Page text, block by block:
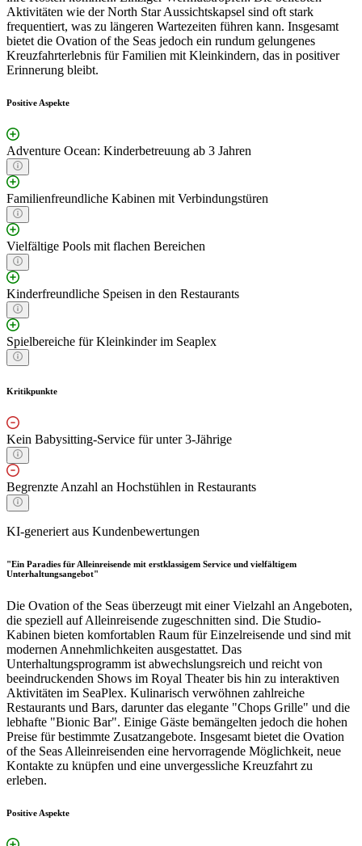
Aktivitäten wie der North Star Aussichtskapsel sind oft stark
frequentiert, was zu längeren Wartezeiten führen kann. Insgesamt
bietet die Ovation of the Seas jedoch ein rundum gelungenes
Kreuzfahrterlebnis für Familien mit Kleinkindern, das in positiver
Erinnerung bleibt.
Positive Aspekte
Adventure Ocean: Kinderbetreuung ab 3 Jahren
Familienfreundliche Kabinen mit Verbindungstüren
Vielfältige Pools mit flachen Bereichen
Kinderfreundliche Speisen in den Restaurants
Spielbereiche für Kleinkinder im Seaplex
Kritikpunkte
Kein Babysitting-Service für unter 3-Jährige
Begrenzte Anzahl an Hochstühlen in Restaurants
KI-generiert aus Kundenbewertungen
"Ein Paradies für Alleinreisende mit erstklassigem Service und vielfältigem
Unterhaltungsangebot"
Die Ovation of the Seas überzeugt mit einer Vielzahl an Angeboten,
die speziell auf Alleinreisende zugeschnitten sind. Die Studio-
Kabinen bieten komfortablen Raum für Einzelreisende und sind mit
modernen Annehmlichkeiten ausgestattet. Das
Unterhaltungsprogramm ist abwechslungsreich und reicht von
beeindruckenden Shows im Royal Theater bis hin zu interaktiven
Aktivitäten im SeaPlex. Kulinarisch verwöhnen zahlreiche
Restaurants und Bars, darunter das elegante "Chops Grille" und die
lebhafte "Bionic Bar". Einige Gäste bemängelten jedoch die hohen
Preise für bestimmte Zusatzangebote. Insgesamt bietet die Ovation
of the Seas Alleinreisenden eine hervorragende Möglichkeit, neue
Kontakte zu knüpfen und eine unvergessliche Kreuzfahrt zu
erleben.
Positive Aspekte